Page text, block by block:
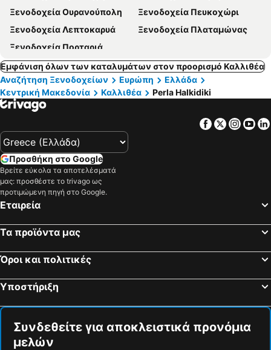
Ξενοδοχεία Ουρανούπολη
Ξενοδοχεία Πευκοχώρι
Ξενοδοχεία Λεπτοκαρυά
Ξενοδοχεία Πλαταμώνας
Ξενοδοχεία Πορταριά
Εμφάνιση όλων των καταλυμάτων στον προορισμό Καλλιθέα
Αναζήτηση Ξενοδοχείων
Ευρώπη
Ελλάδα
Κεντρική Μακεδονία
Καλλιθέα Perla Halkidiki
Facebook
Twitter
Προσθήκη στο Google
Βρείτε εύκολα τα αποτελέσματά
μας: προσθέστε το trivago ως
προτιμώμενη πηγή στο Google.
Εταιρεία
Τα προϊόντα μας
Όροι και πολιτικές
Υποστήριξη
Συνδεθείτε για αποκλειστικά προνόμια
μελών